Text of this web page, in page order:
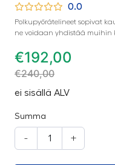
0.0
Polkupyörätelineet sopivat
ne voidaan yhdistää muihin
€192,00
€240,00
ei sisällä ALV
Summa
- +